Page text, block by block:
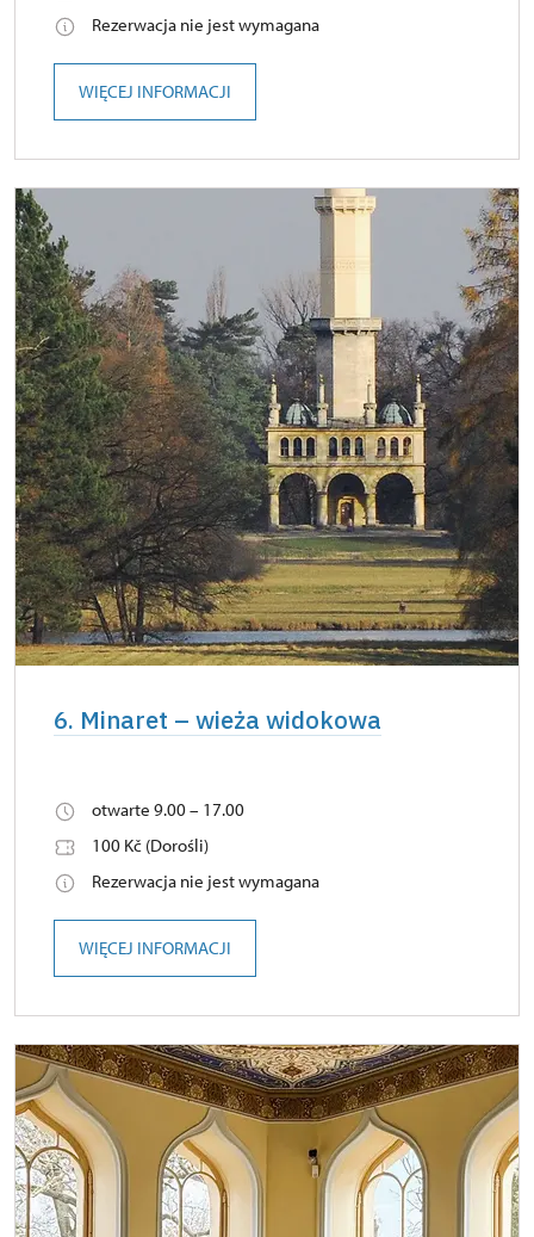
Rezerwacja nie jest wymagana
WIĘCEJ INFORMACJI
6. Minaret – wieża widokowa
otwarte 9.00 – 17.00
100 Kč (Dorośli)
Rezerwacja nie jest wymagana
WIĘCEJ INFORMACJI